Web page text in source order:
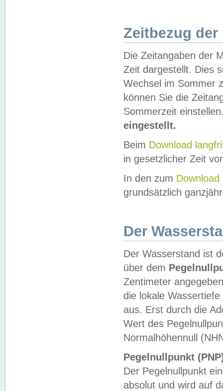
Zeitbezug der
Die Zeitangaben der
Zeit dargestellt. Dies
Wechsel im Sommer
können Sie die
Sommerzeit
eingestellt.
Beim Download
in gesetzlicher Zeit
In den zum Download
grundsätzlich
Der
Der Wasserstand ist
über dem
Zentimeter
die lokale
aus. Erst durch die
Wert des
Normalhöhennull
Pegelnullpunkt
Der Pegelnullpunkt
absolut und wird auf